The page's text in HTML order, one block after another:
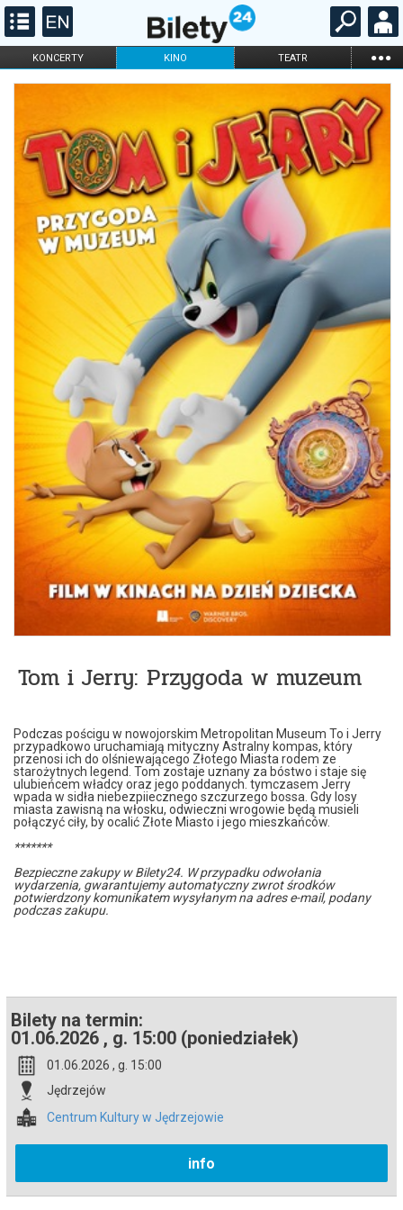
KONCERTY KINO TEATR ...
FILHARMONIA OPERA I BALET
KARNETY
Tom i Jerry: Przygoda w muzeum
Podczas pościgu w nowojorskim Metropolitan Museum To i Jerry
przypadkowo uruchamiają mityczny Astralny kompas, który
przenosi ich do olśniewającego Złotego Miasta rodem ze
starożytnych legend. Tom zostaje uznany za bóstwo i staje się
ulubieńcem władcy oraz jego poddanych. tymczasem Jerry
wpada w sidła niebezpiiecznego szczurzego bossa. Gdy losy
miasta zawisną na włosku, odwieczni wrogowie będą musieli
połączyć ciły, by ocalić Złote Miasto i jego mieszkańców.
*******
Bezpieczne zakupy w Bilety24. W przypadku odwołania
wydarzenia, gwarantujemy automatyczny zwrot środków
potwierdzony komunikatem wysyłanym na adres e-mail, podany
podczas zakupu.
Bilety na termin:
01.06.2026 , g. 15:00 (poniedziałek)
01.06.2026 , g. 15:00
Jędrzejów
Centrum Kultury w Jędrzejowie
info